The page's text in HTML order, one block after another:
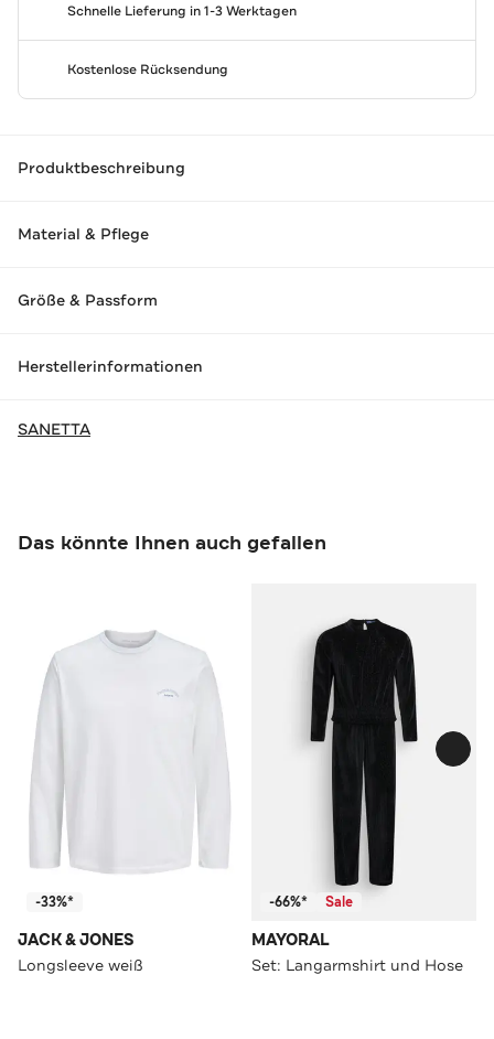
Schnelle Lieferung in 1-3 Werktagen
Kostenlose Rücksendung
Produktbeschreibung
Material & Pflege
Größe & Passform
Herstellerinformationen
SANETTA
Das könnte Ihnen auch gefallen
-33%*
JACK & JONES
Longsleeve weiß
-66%* Sale
MAYORAL
Set: Langarmshirt und Hose